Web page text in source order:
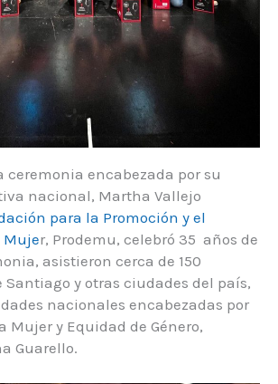
ceremonia encabezada por su
nacional, Martha Vallejo
para la Promoción y el
Mujer, Prodemu, celebró 35 años de
asistieron cerca de 150
Santiago y otras ciudades del país,
nacionales encabezadas por
Mujer y Equidad de Género,
Guarello.